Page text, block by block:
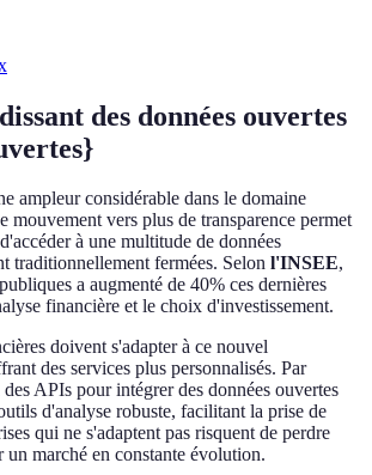
des données ouvertes
ampleur considérable dans le domaine
mouvement vers plus de transparence permet
à une multitude de données
traditionnellement fermées. Selon l'INSEE,
a augmenté de 40% ces dernières
financière et le choix d'investissement.
doivent s'adapter à ce nouvel
des services plus personnalisés. Par
APIs pour intégrer des données ouvertes
d'analyse robuste, facilitant la prise de
qui ne s'adaptent pas risquent de perdre
marché en constante évolution.